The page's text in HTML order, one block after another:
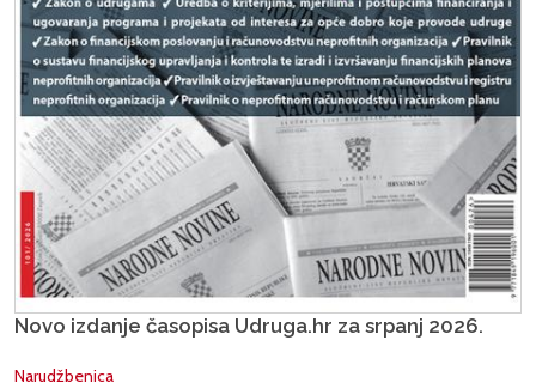
Novo izdanje časopisa Udruga.hr za srpanj 2026.
Narudžbenica